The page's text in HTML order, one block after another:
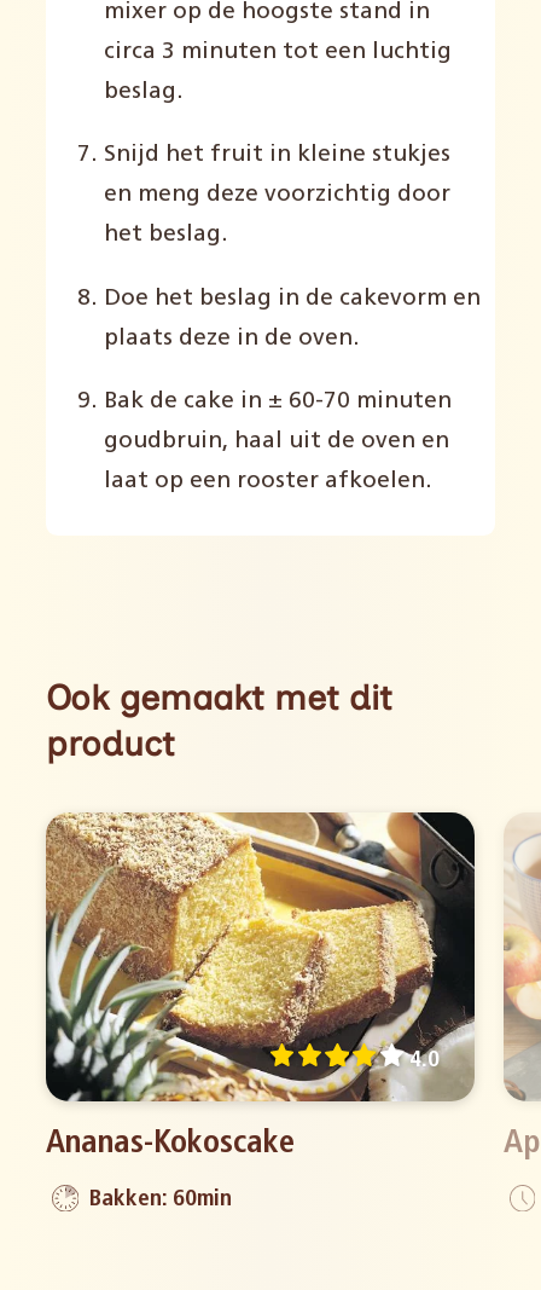
mixer op de hoogste stand in
circa 3 minuten tot een luchtig
beslag.
Snijd het fruit in kleine stukjes
en meng deze voorzichtig door
het beslag.
Doe het beslag in de cakevorm en
plaats deze in de oven.
Bak de cake in ± 60-70 minuten
goudbruin, haal uit de oven en
laat op een rooster afkoelen.
Ook gemaakt met dit
product
Ananas-Kokoscake
Bakken: 60min
4.0